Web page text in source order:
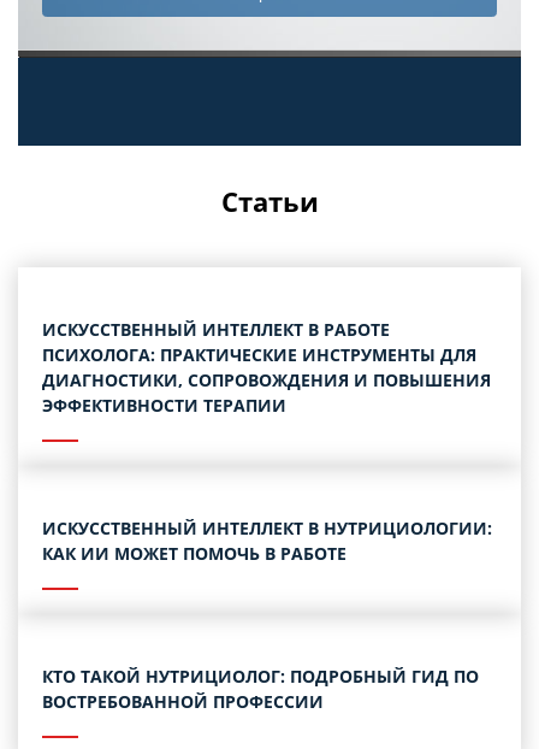
Статьи
ИСКУССТВЕННЫЙ ИНТЕЛЛЕКТ В РАБОТЕ
ПСИХОЛОГА: ПРАКТИЧЕСКИЕ ИНСТРУМЕНТЫ ДЛЯ
ДИАГНОСТИКИ, СОПРОВОЖДЕНИЯ И ПОВЫШЕНИЯ
ЭФФЕКТИВНОСТИ ТЕРАПИИ
ИСКУССТВЕННЫЙ ИНТЕЛЛЕКТ В НУТРИЦИОЛОГИИ:
КАК ИИ МОЖЕТ ПОМОЧЬ В РАБОТЕ
КТО ТАКОЙ НУТРИЦИОЛОГ: ПОДРОБНЫЙ ГИД ПО
ВОСТРЕБОВАННОЙ ПРОФЕССИИ